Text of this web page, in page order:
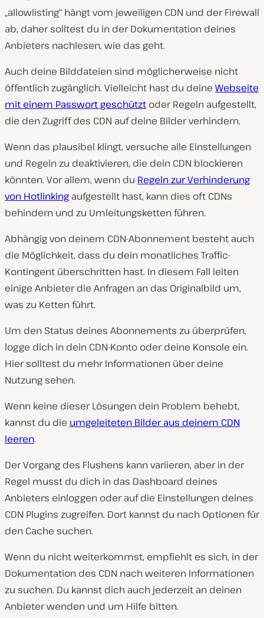
„allowlisting“ hängt vom jeweiligen CDN und der Firewall
ab, daher solltest du in der Dokumentation deines
Anbieters nachlesen, wie das geht.
Auch deine Bilddateien sind möglicherweise nicht
öffentlich zugänglich. Vielleicht hast du deine Webseite
mit einem Passwort geschützt oder Regeln aufgestellt,
die den Zugriff des CDN auf deine Bilder verhindern.
Wenn das plausibel klingt, versuche alle Einstellungen
und Regeln zu deaktivieren, die dein CDN blockieren
könnten. Vor allem, wenn du Regeln zur Verhinderung
von Hotlinking aufgestellt hast, kann dies oft CDNs
behindern und zu Umleitungsketten führen.
Abhängig von deinem CDN-Abonnement besteht auch
die Möglichkeit, dass du dein monatliches Traffic-
Kontingent überschritten hast. In diesem Fall leiten
einige Anbieter die Anfragen an das Originalbild um,
was zu Ketten führt.
Um den Status deines Abonnements zu überprüfen,
logge dich in dein CDN-Konto oder deine Konsole ein.
Hier solltest du mehr Informationen über deine
Nutzung sehen.
Wenn keine dieser Lösungen dein Problem behebt,
kannst du die umgeleiteten Bilder aus deinem CDN
leeren.
Der Vorgang des Flushens kann variieren, aber in der
Regel musst du dich in das Dashboard deines
Anbieters einloggen oder auf die Einstellungen deines
CDN Plugins zugreifen. Dort kannst du nach Optionen für
den Cache suchen.
Wenn du nicht weiterkommst, empfiehlt es sich, in der
Dokumentation des CDN nach weiteren Informationen
zu suchen. Du kannst dich auch jederzeit an deinen
Anbieter wenden und um Hilfe bitten.